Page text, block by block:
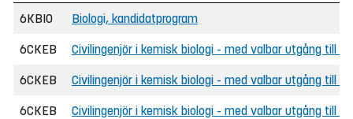
6KBIO
Biologi, kandidatprogram
6CKEB Civilingenjör i kemisk biologi - med valbar utgång till
6CKEB Civilingenjör i kemisk biologi - med valbar utgång till
6CKEB Civilingenjör i kemisk biologi - med valbar utgång till